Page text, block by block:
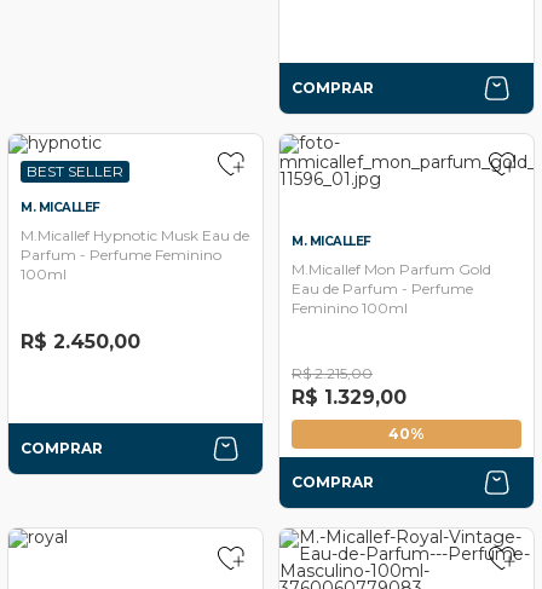
COMPRAR
BEST SELLER
M. MICALLEF
M.Micallef Hypnotic Musk Eau de
Parfum - Perfume Feminino
100ml
R$ 2.450,00
COMPRAR
M. MICALLEF
M.Micallef Mon Parfum Gold
Eau de Parfum - Perfume
Feminino 100ml
R$ 2.215,00
R$ 1.329,00
40%
COMPRAR